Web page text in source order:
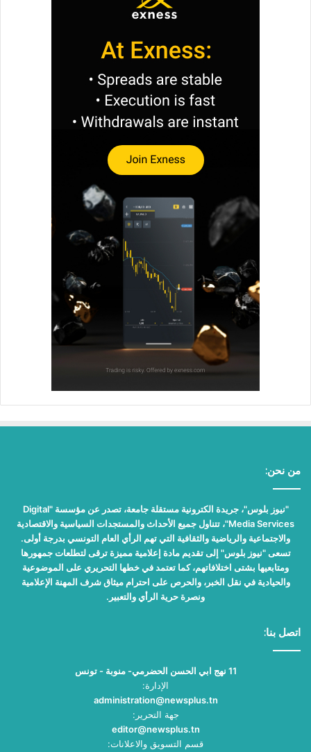
من نحن:
"نيوز بلوس"، جريدة الكترونية مستقلة جامعة، تصدر عن مؤسسة "Digital
Media Services"، تتناول جميع الأحداث والمستجدات السياسية والاقتصادية
والاجتماعية والرياضية والثقافية التي تهم الرأي العام التونسي بدرجة أولى.
تسعى "نيوز بلوس" إلى تقديم مادة إعلامية مميزة ترقى لتطلعات جمهورها
ومتابعيها بشتى اختلافاتهم، كما تعتمد في خطها التحريري على الموضوعية
والحيادية في نقل الخبر، والحرص على احترام ميثاق شرف المهنة الإعلامية
ونصرة حرية الرأي والتعبير.
اتصل بنا:
11 نهج ابي الحسن الحضرمي- منوبة - تونس
الإدارة:
administration@newsplus.tn
جهة التحرير:
editor@newsplus.tn
قسم التسويق والاعلانات: